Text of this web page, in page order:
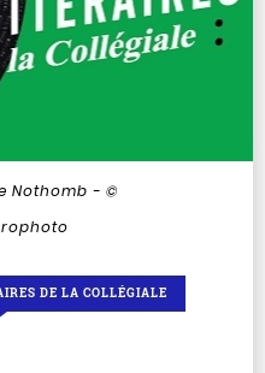
Nothomb - ©
DE LA COLLÉGIALE